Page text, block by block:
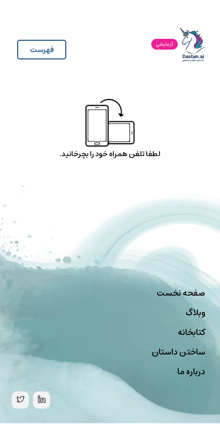
آزمایشی فهرست
لطفا تلفن همراه خود را بچرخانید.
صفحه نخست
وبلاگ
کتابخانه
ساختن داستان
درباره ما